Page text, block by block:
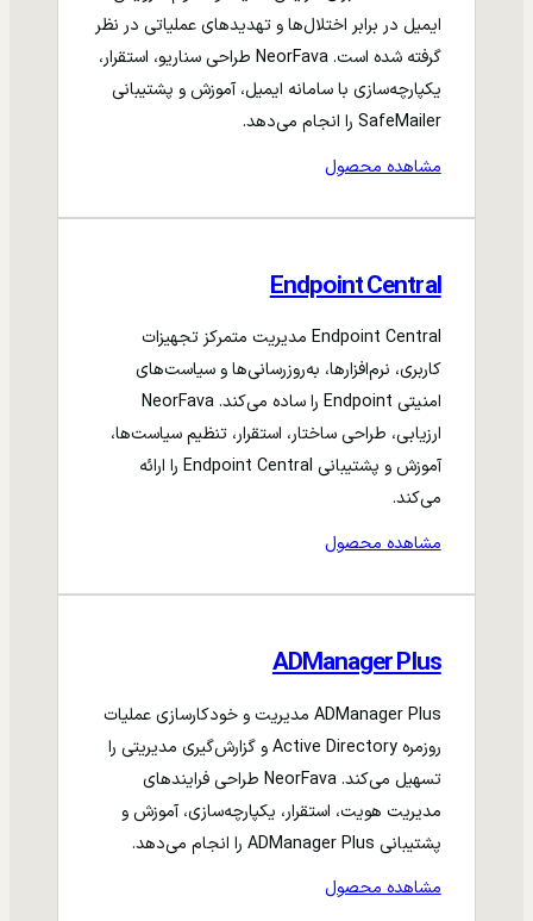
ایمیل در برابر اختلال‌ها و تهدیدهای عملیاتی در نظر
گرفته شده است. NeorFava طراحی سناریو، استقرار،
یکپارچه‌سازی با سامانه ایمیل، آموزش و پشتیبانی
SafeMailer را انجام می‌دهد.
مشاهده محصول
Endpoint Central
Endpoint Central مدیریت متمرکز تجهیزات
کاربری، نرم‌افزارها، به‌روزرسانی‌ها و سیاست‌های
امنیتی Endpoint را ساده می‌کند. NeorFava
ارزیابی، طراحی ساختار، استقرار، تنظیم سیاست‌ها،
آموزش و پشتیبانی Endpoint Central را ارائه
می‌کند.
مشاهده محصول
ADManager Plus
ADManager Plus مدیریت و خودکارسازی عملیات
روزمره Active Directory و گزارش‌گیری مدیریتی را
تسهیل می‌کند. NeorFava طراحی فرایندهای
مدیریت هویت، استقرار، یکپارچه‌سازی، آموزش و
پشتیبانی ADManager Plus را انجام می‌دهد.
مشاهده محصول